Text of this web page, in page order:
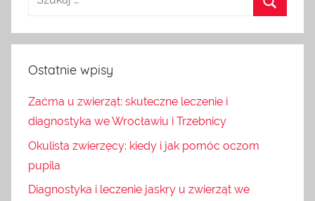
Ostatnie wpisy
Zaćma u zwierząt: skuteczne leczenie i
diagnostyka we Wrocławiu i Trzebnicy
Okulista zwierzęcy: kiedy i jak pomóc oczom
pupila
Diagnostyka i leczenie jaskry u zwierząt we